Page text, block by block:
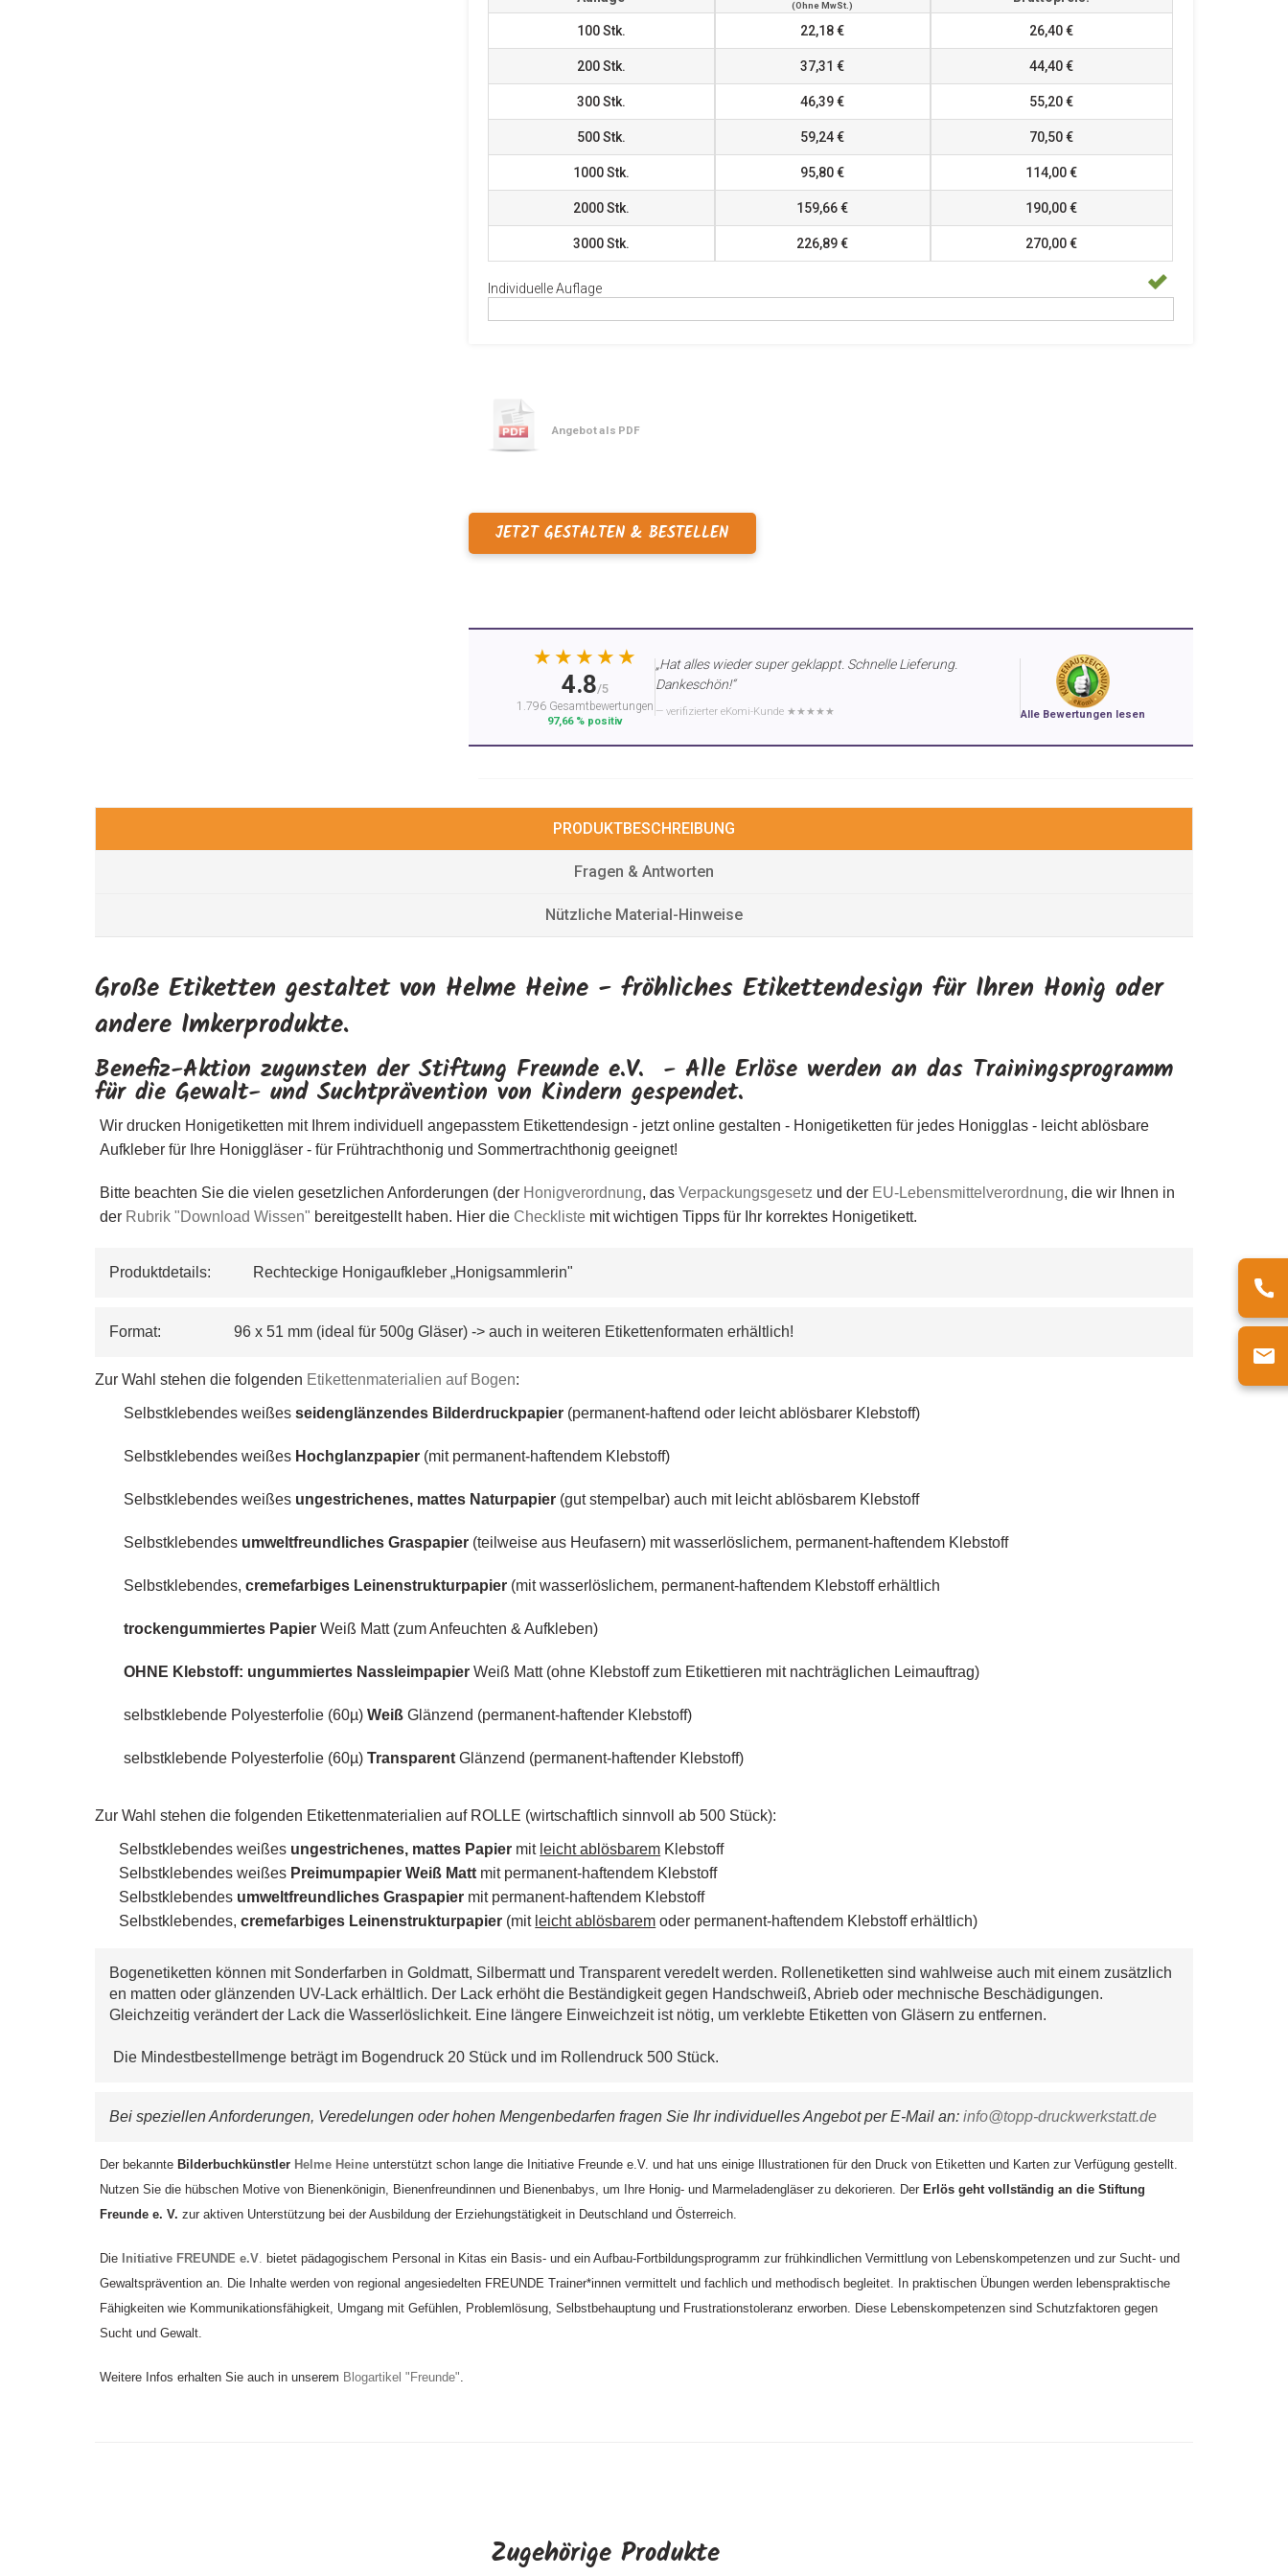
(ohne MwSt.)
100Stk. 22,18 € 26,40 €
200Stk. 37,31 € 44,40 €
300Stk. 46,39 € 55,20 €
500Stk. 59,24 € 70,50 €
1000Stk. 95,80 € 114,00 €
2000Stk. 159,66 € 190,00 €
3000Stk. 226,89 € 270,00 €
Individuelle Auflage
Angebot als PDF
JETZT GESTALTEN & BESTELLEN
★★★★★
4.8/5
1.796 Gesamtbewertungen
97,66 % positiv
„Hat alles wieder super geklappt. Schnelle Lieferung.
Dankeschön!“
— verifizierter eKomi-Kunde ★★★★★ Alle Bewertungen lesen
PRODUKTBESCHREIBUNG
Fragen & Antworten
Nützliche Material-Hinweise
Große Etiketten gestaltet von Helme Heine - fröhliches Etikettendesign für Ihren Honig oder
andere Imkerprodukte.
Benefiz-Aktion zugunsten der Stiftung Freunde e.V. - Alle Erlöse werden an das Trainingsprogramm
für die Gewalt- und Suchtprävention von Kindern gespendet.
Wir drucken Honigetiketten mit Ihrem individuell angepasstem Etikettendesign - jetzt online gestalten - Honigetiketten für jedes Honigglas - leicht ablösbare
Aufkleber für Ihre Honiggläser - für Frühtrachthonig und Sommertrachthonig geeignet!
Bitte beachten Sie die vielen gesetzlichen Anforderungen (der Honigverordnung, dasVerpackungsgesetz und der EU-Lebensmittelverordnung, die wir Ihnen in
der Rubrik "Download Wissen" bereitgestellt haben. Hier die Checkliste mit wichtigen Tipps für Ihr korrektes Honigetikett.
Produktdetails:           Rechteckige Honigaufkleber „Honigsammlerin"
Format:                   96 x 51 mm (ideal für 500g Gläser) -> auch in weiteren Etikettenformaten erhältlich!
Zur Wahl stehen die folgenden Etikettenmaterialien auf Bogen:
Selbstklebendes weißesseidenglänzendes Bilderdruckpapier (permanent-haftend oder leicht ablösbarer Klebstoff)
Selbstklebendes weißes Hochglanzpapier (mit permanent-haftendem Klebstoff)
Selbstklebendes weißes ungestrichenes, mattes Naturpapier (gut stempelbar) auch mit leicht ablösbarem Klebstoff
Selbstklebendes umweltfreundliches Graspapier (teilweise aus Heufasern) mit wasserlöslichem, permanent-haftendem Klebstoff
Selbstklebendes,cremefarbiges Leinenstrukturpapier (mit wasserlöslichem, permanent-haftendem Klebstoff erhältlich
trockengummiertes Papier Weiß Matt (zum Anfeuchten & Aufkleben)
OHNE Klebstoff: ungummiertes Nassleimpapier Weiß Matt (ohne Klebstoff zum Etikettieren mit nachträglichen Leimauftrag)
selbstklebende Polyesterfolie (60µ)Weiß Glänzend (permanent-haftender Klebstoff)
selbstklebende Polyesterfolie (60µ)Transparent Glänzend (permanent-haftender Klebstoff)
Zur Wahl stehen die folgenden Etikettenmaterialien auf ROLLE (wirtschaftlich sinnvoll ab 500 Stück):
Selbstklebendes weißes ungestrichenes, mattes Papier mit leicht ablösbarem Klebstoff
Selbstklebendes weißes Preimumpapier Weiß Matt mit permanent-haftendem Klebstoff
Selbstklebendes umweltfreundliches Graspapier mit permanent-haftendem Klebstoff
Selbstklebendes,cremefarbiges Leinenstrukturpapier (mit leicht ablösbarem oder permanent-haftendem Klebstoff erhältlich)
Bogenetiketten können mit Sonderfarben in Goldmatt, Silbermatt und Transparent veredelt werden. Rollenetiketten sind wahlweise auch mit einem zusätzlich
en matten oder glänzenden UV-Lack erhältlich. Der Lack erhöht die Beständigkeit gegen Handschweiß, Abrieb oder mechnische Beschädigungen.
Gleichzeitig verändert der Lack die Wasserlöslichkeit. Eine längere Einweichzeit ist nötig, um verklebte Etiketten von Gläsern zu entfernen.
Die Mindestbestellmenge beträgt im Bogendruck 20 Stück und im Rollendruck 500 Stück.
Bei speziellen Anforderungen, Veredelungen oder hohen Mengenbedarfen fragen Sie Ihr individuelles Angebot per E-Mail an: info@topp-druckwerkstatt.de
Der bekannte Bilderbuchkünstler Helme Heine unterstützt schon lange die Initiative Freunde e.V. und hat uns einige Illustrationen für den Druck von Etiketten und Karten zur Verfügung gestellt.
Nutzen Sie die hübschen Motive von Bienenkönigin, Bienenfreundinnen und Bienenbabys, um Ihre Honig- und Marmeladengläser zu dekorieren. Der Erlös geht vollständig an die Stiftung
Freunde e. V. zur aktiven Unterstützung bei der Ausbildung der Erziehungstätigkeit in Deutschland und Österreich.
Die Initiative FREUNDE e.V. bietet pädagogischem Personal in Kitas ein Basis- und ein Aufbau-Fortbildungsprogramm zur frühkindlichen Vermittlung von Lebenskompetenzen und zur Sucht- und
Gewaltsprävention an. Die Inhalte werden von regional angesiedelten FREUNDE Trainer*innen vermittelt und fachlich und methodisch begleitet. In praktischen Übungen werden lebenspraktische
Fähigkeiten wie Kommunikationsfähigkeit, Umgang mit Gefühlen, Problemlösung, Selbstbehauptung und Frustrationstoleranz erworben. Diese Lebenskompetenzen sind Schutzfaktoren gegen
Sucht und Gewalt.
Weitere Infos erhalten Sie auch in unserem Blogartikel "Freunde".
Zugehörige Produkte